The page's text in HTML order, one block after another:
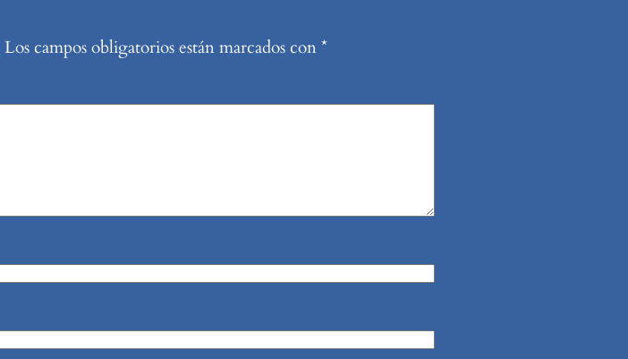
Los campos obligatorios están marcados con*